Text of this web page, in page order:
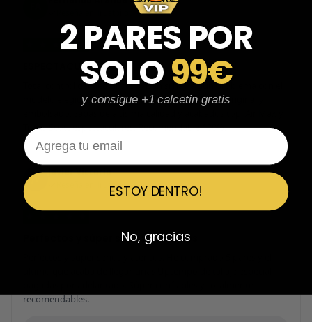
★
ESPECTACULARES
Total control del pedido, te avisan si hay algún problema con el
modelo elegido, empaquetado perfecto con caja original y
Travis Scott espectaculares. Recomendable 100%.
JV Javier Victorio
Reseña en Trustpilot
Perfectos y súper serios y atentos
recomendables.
2 PARES POR
SOLO99€
y consigue +1 calcetin gratis
Email
ESTOY DENTRO!
No, gracias